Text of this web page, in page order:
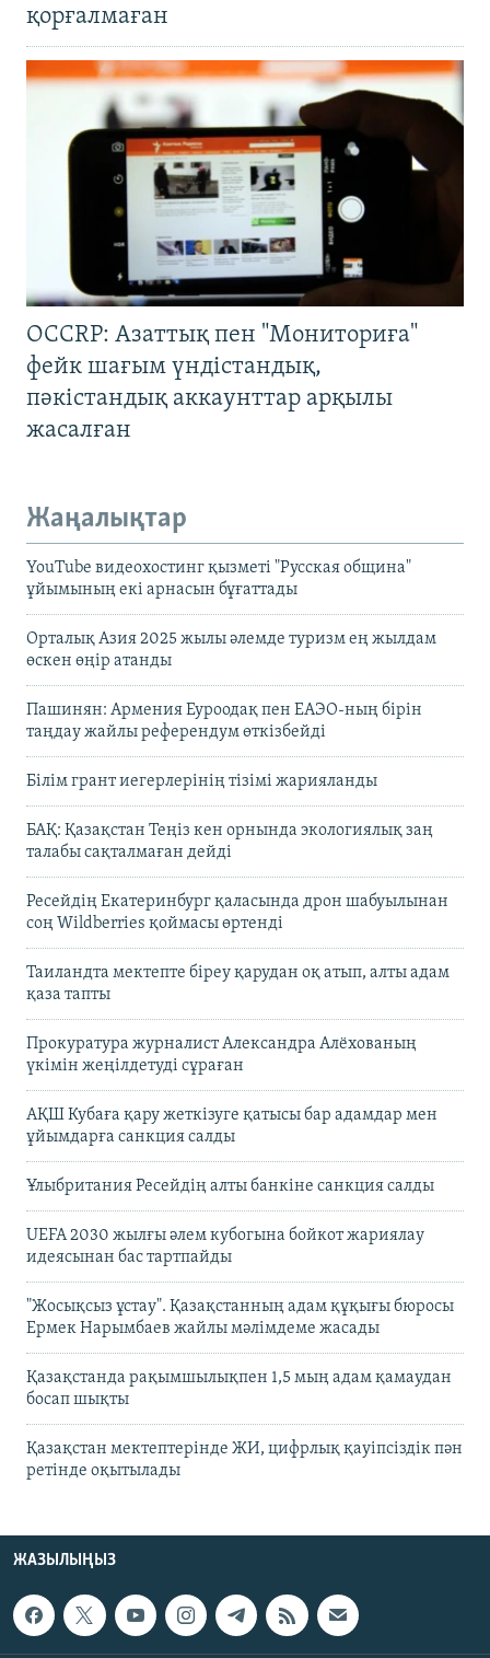
қорғалмаған
OCCRP: Азаттық пен "Мониториға"
фейк шағым үндістандық,
пәкістандық аккаунттар арқылы
жасалған
Жаңалықтар
YouTube видеохостинг қызметі "Русская община"
ұйымының екі арнасын бұғаттады
Орталық Азия 2025 жылы әлемде туризм ең жылдам
өскен өңір атанды
Пашинян: Армения Еуроодақ пен ЕАЭО-ның бірін
таңдау жайлы референдум өткізбейді
Білім грант иегерлерінің тізімі жарияланды
БАҚ: Қазақстан Теңіз кен орнында экологиялық заң
талабы сақталмаған дейді
Ресейдің Екатеринбург қаласында дрон шабуылынан
соң Wildberries қоймасы өртенді
Таиландта мектепте біреу қарудан оқ атып, алты адам
қаза тапты
Прокуратура журналист Александра Алёхованың
үкімін жеңілдетуді сұраған
АҚШ Кубаға қару жеткізуге қатысы бар адамдар мен
ұйымдарға санкция салды
Ұлыбритания Ресейдің алты банкіне санкция салды
UEFA 2030 жылғы әлем кубогына бойкот жариялау
идеясынан бас тартпайды
"Жосықсыз ұстау". Қазақстанның адам құқығы бюросы
Ермек Нарымбаев жайлы мәлімдеме жасады
Қазақстанда рақымшылықпен 1,5 мың адам қамаудан
босап шықты
Қазақстан мектептерінде ЖИ, цифрлық қауіпсіздік пән
ретінде оқытылады
ЖАЗЫЛЫҢЫЗ